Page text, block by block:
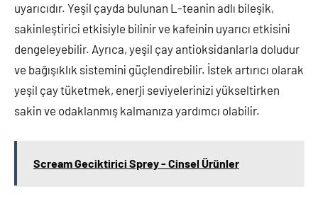
uyarıcıdır. Yeşil çayda bulunan L-teanin adlı bileşik,
sakinleştirici etkisiyle bilinir ve kafeinin uyarıcı etkisini
dengeleyebilir. Ayrıca, yeşil çay antioksidanlarla doludur
ve bağışıklık sistemini güçlendirebilir. İstek artırıcı olarak
yeşil çay tüketmek, enerji seviyelerinizi yükseltirken
sakin ve odaklanmış kalmanıza yardımcı olabilir.
Scream Geciktirici Sprey - Cinsel Ürünler